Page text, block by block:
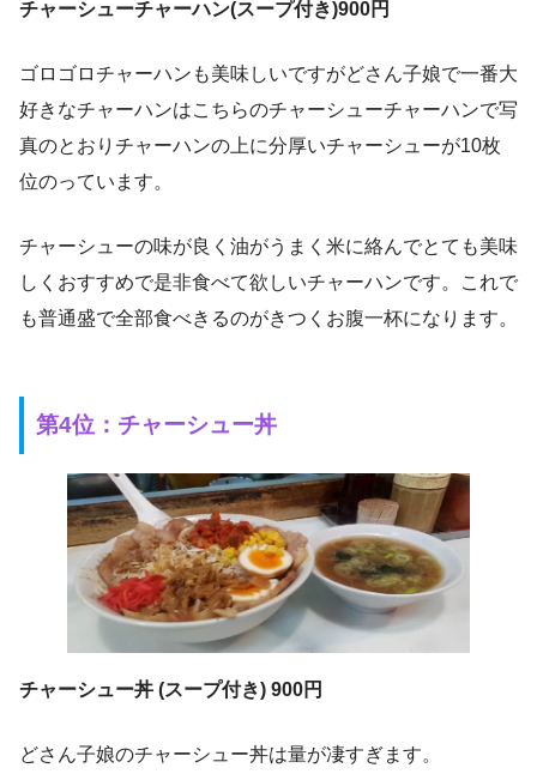
チャーシューチャーハン(スープ付き)900円
ゴロゴロチャーハンも美味しいですがどさん子娘で一番大
好きなチャーハンはこちらのチャーシューチャーハンで写
真のとおりチャーハンの上に分厚いチャーシューが10枚
位のっています。
チャーシューの味が良く油がうまく米に絡んでとても美味
しくおすすめで是非食べて欲しいチャーハンです。これで
も普通盛で全部食べきるのがきつくお腹一杯になります。
第4位：チャーシュー丼
チャーシュー丼 (スープ付き) 900円
どさん子娘のチャーシュー丼は量が凄すぎます。